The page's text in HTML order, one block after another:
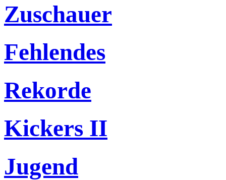
Zuschauer
Fehlendes
Rekorde
Kickers II
Jugend